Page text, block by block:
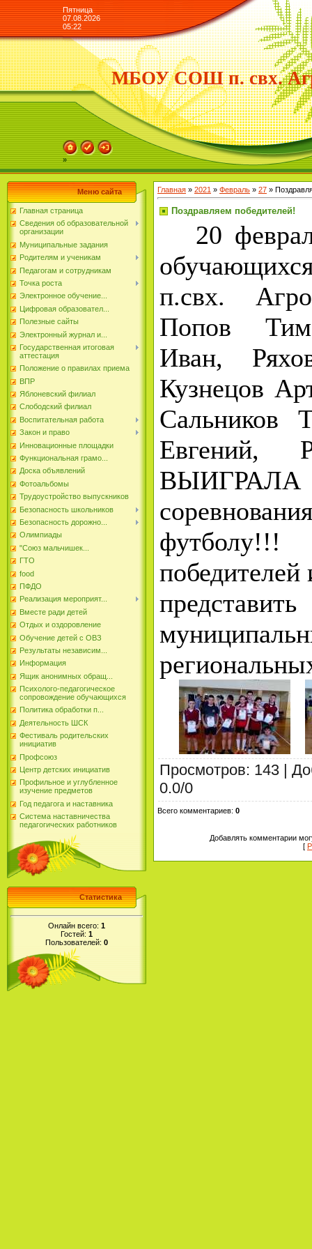
Пятница
07.08.2026
05:22
МБОУ СОШ п. свх.
»
Меню сайта
Главная страница
Сведения об образовательной
организации
Муниципальные задания
Родителям и ученикам
Педагогам и сотрудникам
Точка роста
Электронное обучение...
Цифровая образовател...
Полезные сайты
Электронный журнал и...
Государственная итоговая
аттестация
Положение о правилах приема
ВПР
Яблоневский филиал
Слободский филиал
Воспитательная работа
Закон и право
Инновационные площадки
Функциональная грамо...
Доска объявлений
Фотоальбомы
Трудоустройство выпускников
Безопасность школьников
Безопасность дорожно...
Олимпиады
"Союз мальчишек...
ГТО
food
ПФДО
Реализация мероприят...
Вместе ради детей
Отдых и оздоровление
Обучение детей с ОВЗ
Результаты независим...
Информация
Ящик анонимных обращ...
Психолого-педагогическое
сопровождение обучающихся
Политика обработки п...
Деятельность ШСК
Фестиваль родительских
инициатив
Профсоюз
Центр детских инициатив
Профильное и углубленное
изучение предметов
Год педагога и наставника
Система наставничества
педагогических работников
Статистика
Онлайн всего: 1
Гостей: 1
Пользователей: 0
Главная » 2021 » Февраль » 27 »
Поздравляем победителей!
20
п.свх.
Попов
Иван,
Кузнецов
Сальников
Евгений,
Просмотров: 143 |
0.0/0
Всего комментариев: 0
Добавлять комментарии
[